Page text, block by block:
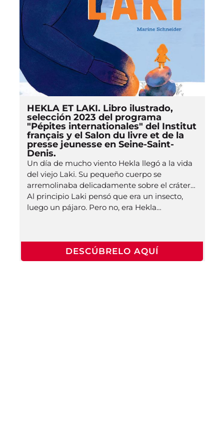
HEKLA ET LAKI. Libro ilustrado,
selección 2023 del programa
"Pépites internationales" del Institut
français y el Salon du livre et de la
presse jeunesse en Seine-Saint-
Denis.
Un día de mucho viento Hekla llegó a la vida
del viejo Laki. Su pequeño cuerpo se
arremolinaba delicadamente sobre el cráter…
Al principio Laki pensó que era un insecto,
luego un pájaro. Pero no, era Hekla…
DESCÚBRELO AQUÍ